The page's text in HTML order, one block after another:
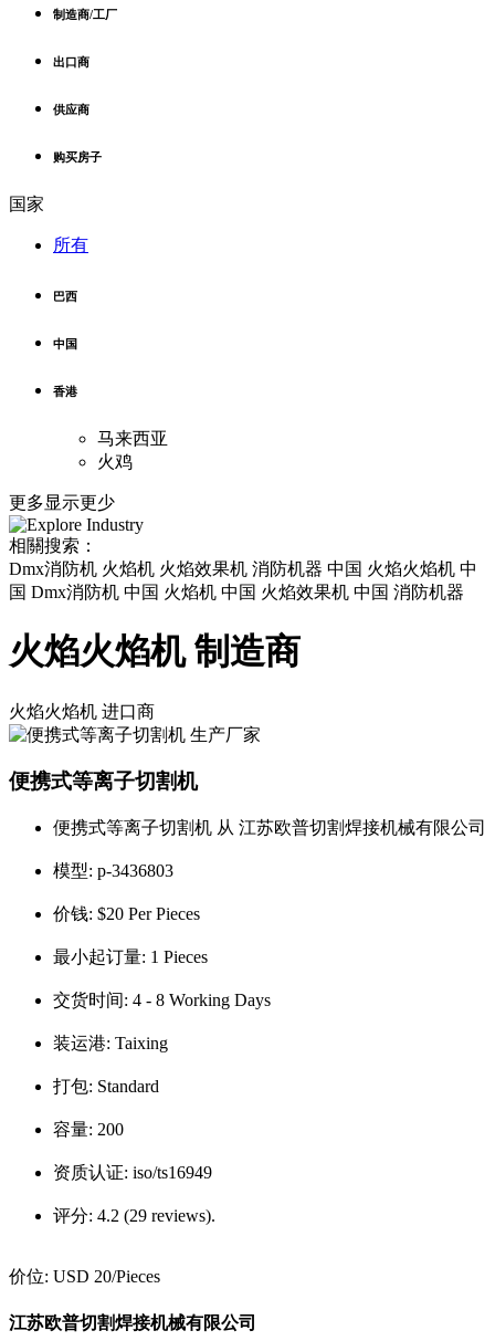
制造商/工厂
出口商
供应商
购买房子
国家
所有
巴西
中国
香港
马来西亚
火鸡
更多显示更少
相關搜索：
Dmx消防机 火焰机 火焰效果机 消防机器 中国 火焰火焰机 中
国 Dmx消防机 中国 火焰机 中国 火焰效果机 中国 消防机器
火焰火焰机 制造商
火焰火焰机 进口商
便携式等离子切割机
便携式等离子切割机 从 江苏欧普切割焊接机械有限公司
模型: p-3436803
价钱: $20 Per Pieces
最小起订量: 1 Pieces
交货时间: 4 - 8 Working Days
装运港: Taixing
打包: Standard
容量: 200
资质认证: iso/ts16949
评分: 4.2 (29 reviews).
价位: USD 20/Pieces
江苏欧普切割焊接机械有限公司